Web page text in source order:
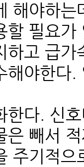
해야하
할 필요가
하고 급
해야한
한다. 신
은 빼서
주기적으